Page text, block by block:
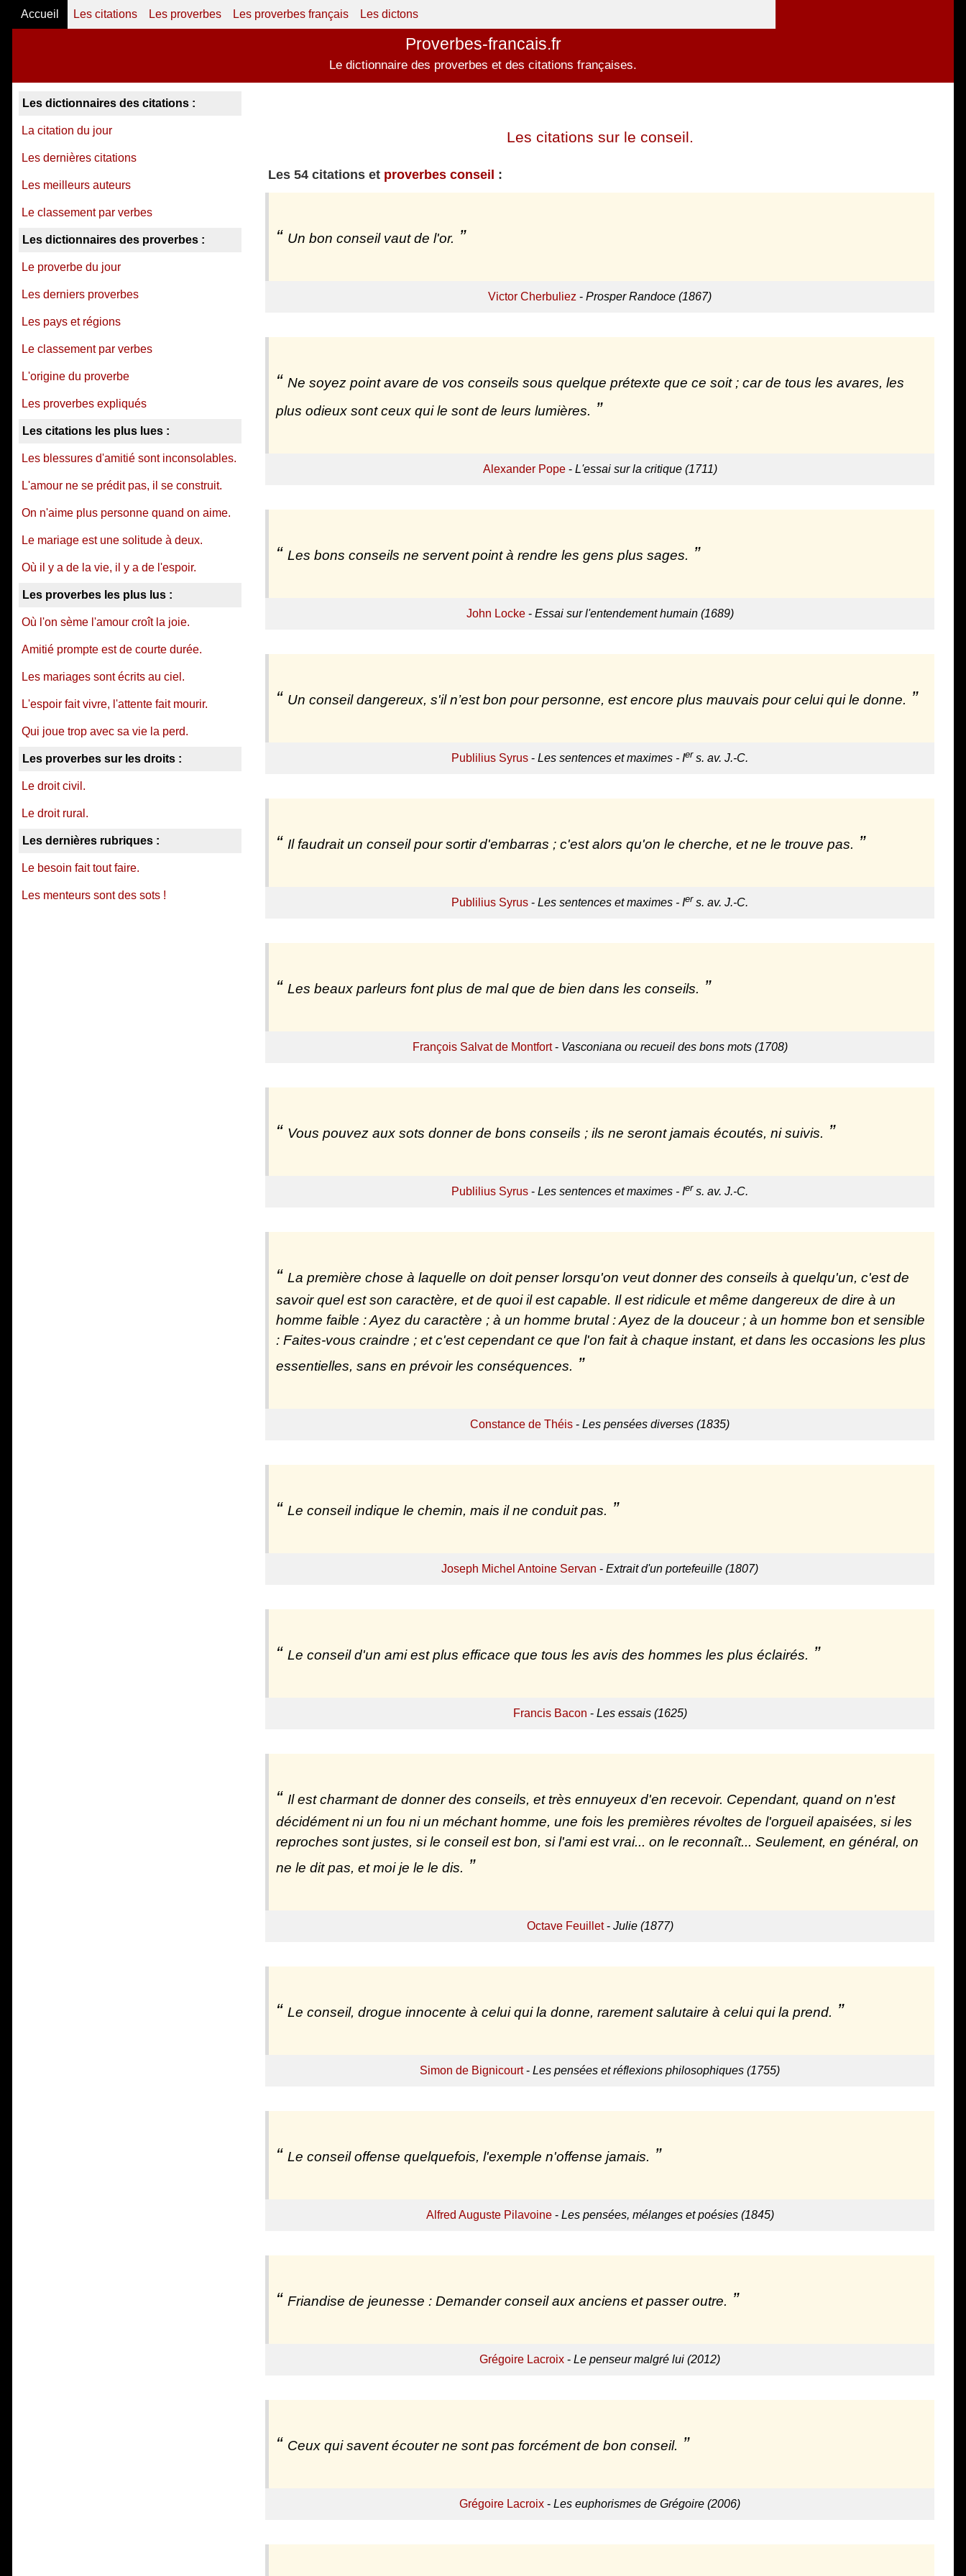
Accueil Les citations Les proverbes Les proverbes français Les dictons
Proverbes-francais.fr
Le dictionnaire des proverbes et des citations françaises.
Les citations sur le conseil.
Les 54 citations et proverbes conseil :
Un bon conseil vaut de l'or.
Victor Cherbuliez - Prosper Randoce (1867)
Ne soyez point avare de vos conseils sous quelque prétexte que ce soit ; car de tous les avares, les
plus odieux sont ceux qui le sont de leurs lumières.
Alexander Pope- L'essai sur la critique (1711)
Les bons conseils ne servent point à rendre les gens plus sages.
John Locke- Essai sur l'entendement humain (1689)
Un conseil dangereux, s'il n’est bon pour personne, est encore plus mauvais pour celui qui le donne.
Publilius Syrus - Les sentences et maximes - Ier s. av. J.-C.
Il faudrait un conseil pour sortir d'embarras ; c'est alors qu'on le cherche, et ne le trouve pas.
Publilius Syrus - Les sentences et maximes - Ier s. av. J.-C.
Les beaux parleurs font plus de mal que de bien dans les conseils.
François Salvat de Montfort- Vasconiana ou recueil des bons mots (1708)
Vous pouvez aux sots donner de bons conseils ; ils ne seront jamais écoutés, ni suivis.
Publilius Syrus - Les sentences et maximes - Ier s. av. J.-C.
La première chose à laquelle on doit penser lorsqu'on veut donner des conseils à quelqu'un, c'est de
savoir quel est son caractère, et de quoi il est capable. Il est ridicule et même dangereux de dire à un
homme faible : Ayez du caractère ; à un homme brutal : Ayez de la douceur ; à un homme bon et sensible
: Faites-vous craindre ; et c'est cependant ce que l'on fait à chaque instant, et dans les occasions les plus
essentielles, sans en prévoir les conséquences.
Constance de Théis - Les pensées diverses (1835)
Le conseil indique le chemin, mais il ne conduit pas.
Joseph Michel Antoine Servan - Extrait d'un portefeuille (1807)
Le conseil d'un ami est plus efficace que tous les avis des hommes les plus éclairés.
Francis Bacon - Les essais (1625)
Il est charmant de donner des conseils, et très ennuyeux d'en recevoir. Cependant, quand on n'est
décidément ni un fou ni un méchant homme, une fois les premières révoltes de l'orgueil apaisées, si les
reproches sont justes, si le conseil est bon, si l'ami est vrai... on le reconnaît... Seulement, en général, on
ne le dit pas, et moi je le le dis.
Octave Feuillet- Julie (1877)
Le conseil, drogue innocente à celui qui la donne, rarement salutaire à celui qui la prend.
Simon de Bignicourt- Les pensées et réflexions philosophiques (1755)
Le conseil offense quelquefois, l'exemple n'offense jamais.
Alfred Auguste Pilavoine- Les pensées, mélanges et poésies (1845)
Friandise de jeunesse : Demander conseil aux anciens et passer outre.
Grégoire Lacroix - Le penseur malgré lui (2012)
Ceux qui savent écouter ne sont pas forcément de bon conseil.
Grégoire Lacroix - Les euphorismes de Grégoire (2006)
Les dictionnaires des citations :
La citation du jour
Les dernières citations
Les meilleurs auteurs
Le classement par verbes
Les dictionnaires des proverbes :
Le proverbe du jour
Les derniers proverbes
Les pays et régions
Le classement par verbes
L'origine du proverbe
Les proverbes expliqués
Les citations les plus lues :
Les blessures d'amitié sont inconsolables.
L'amour ne se prédit pas, il se construit.
On n'aime plus personne quand on aime.
Le mariage est une solitude à deux.
Où il y a de la vie, il y a de l'espoir.
Les proverbes les plus lus :
Où l'on sème l'amour croît la joie.
Amitié prompte est de courte durée.
Les mariages sont écrits au ciel.
L'espoir fait vivre, l'attente fait mourir.
Qui joue trop avec sa vie la perd.
Les proverbes sur les droits :
Le droit civil.
Le droit rural.
Les dernières rubriques :
Le besoin fait tout faire.
Les menteurs sont des sots !